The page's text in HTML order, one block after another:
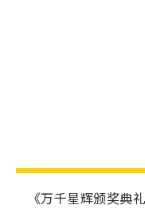
《万千星辉颁奖典